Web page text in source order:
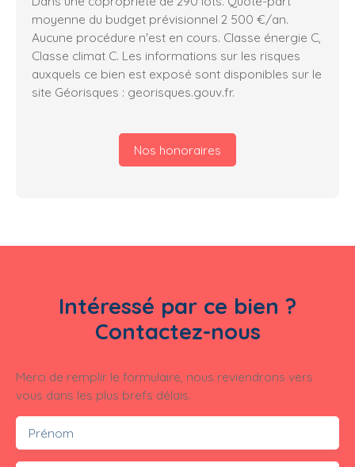
moyenne du budget prévisionnel 2 500 €/an.
Aucune procédure n'est en cours. Classe énergie C,
Classe climat C. Les informations sur les risques
auxquels ce bien est exposé sont disponibles sur le
site Géorisques : georisques.gouv.fr.
Nos honoraires
Intéressé par ce bien ?
Contactez-nous
Merci de remplir le formulaire, nous reviendrons vers
vous dans les plus brefs délais.
Prénom